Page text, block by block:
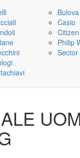
Bulova
Casio
Citizen
Philip
Sector